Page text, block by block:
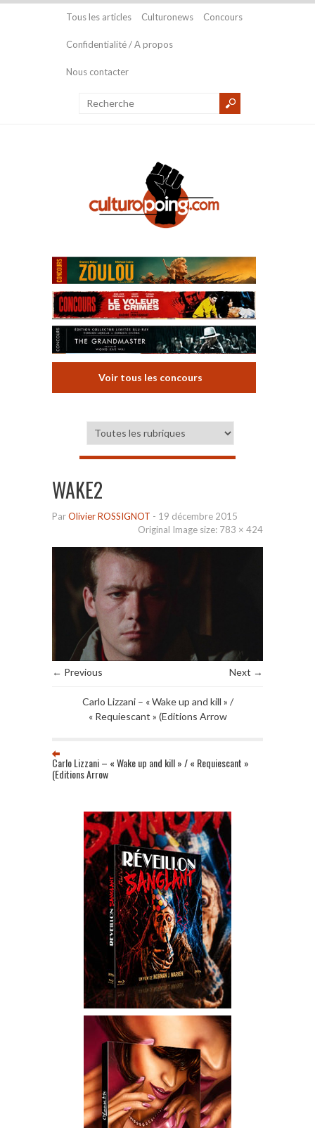
Tous les articles Culturonews Concours
Confidentialité / A propos
Nous contacter
Voir tous les concours
WAKE2
ParOlivier ROSSIGNOT - 19 décembre 2015
Original Image size: 783 × 424
← Previous Next →
Carlo Lizzani – « Wake up and kill » /
« Requiescant » (Editions Arrow
Carlo Lizzani – « Wake up and kill » / « Requiescant »
(Editions Arrow